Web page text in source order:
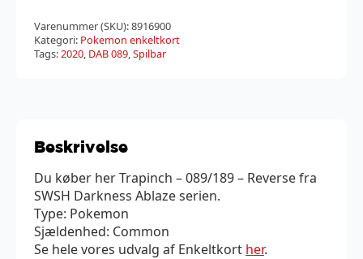
Varenummer (SKU):8916900
Kategori: Pokemon enkeltkort
Tags: 2020 DAB 089 Spilbar
Beskrivelse
Du køber her Trapinch – 089/189 – Reverse fra
SWSH Darkness Ablaze serien.
Type: Pokemon
Sjældenhed: Common
Se hele vores udvalg af Enkeltkort her.